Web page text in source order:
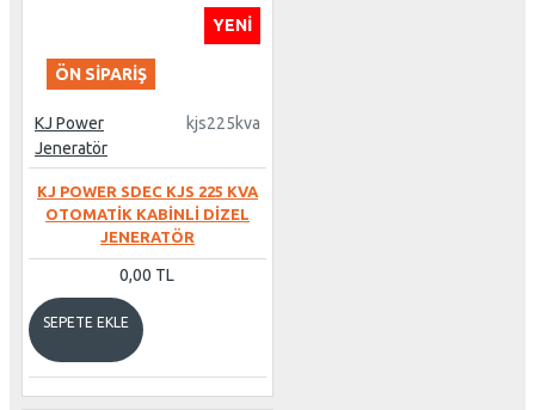
YENI
ÖN SIPARIŞ
KJ Power
Jeneratör
kjs225kva
KJ POWER SDEC KJS 225 KVA
OTOMATİK KABİNLİ DİZEL
JENERATÖR
0,00 TL
SEPETE EKLE